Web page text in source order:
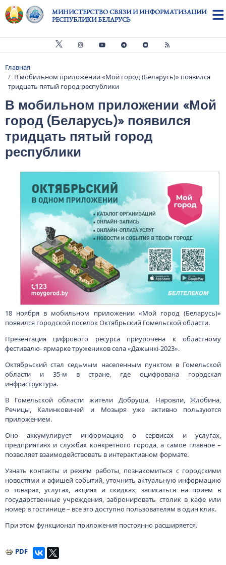
Перейти к основному содержанию
МИНИСТЕРСТВО СВЯЗИ И ИНФОРМАТИЗАЦИИ
РЕСПУБЛИКИ БЕЛАРУСЬ
Строка навигации
Главная
В мобильном приложении «Мой город (Беларусь)» появился
тридцать пятый город республики
В мобильном приложении «Мой
город (Беларусь)» появился
тридцать пятый город
республики
18 ноября в мобильном приложении «Мой город (Беларусь)»
появился городской поселок Октябрьский Гомельской области.
Презентация цифрового ресурса приурочена к областному
фестивалю- ярмарке тружеников села «Дажынкі-2023».
Октябрьский стал седьмым населенным пунктом в Гомельской
области и 35-м в стране, где оцифрована городская
инфраструктура.
В Гомельской области жители Добруша, Наровли, Жлобина,
Речицы, Калинковичей и Мозыря уже активно пользуются
приложением.
Оно аккумулирует информацию о сервисах и услугах,
предприятиях и службах конкретного города, а самое главное –
позволяет взаимодействовать в интерактивном формате.
Узнать контакты и режим работы, познакомиться с городскими
новостями и афишей событий, уточнить актуальную информацию
о товарах, услугах, акциях и скидках, записаться на прием в
государственные учреждения, забронировать столик в кафе или
номер в гостинице – все это доступно пользователям в один клик.
При этом функционал приложения постоянно расширяется.
PDF